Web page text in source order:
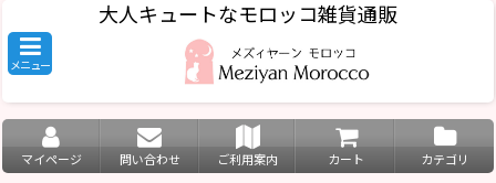
大人キュートなモロッコ雑貨通販
メニュー
マイページ 問い合わせ ご利用案内 カート カテゴリ